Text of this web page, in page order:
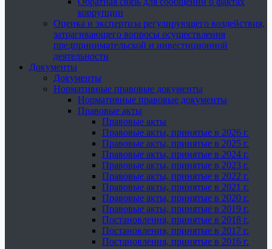
коррупции
Оценка и экспертиза регулирующего воздействия,
затрагивающего вопросы осуществления
предпринимательской и инвестиционной
деятельности
Документы
Документы
Нормативные правовые документы
Нормативные правовые документы
Правовые акты
Правовые акты
Правовые акты, принятые в 2026 г.
Правовые акты, принятые в 2025 г.
Правовые акты, принятые в 2024 г.
Правовые акты, принятые в 2023 г.
Правовые акты, принятые в 2022 г.
Правовые акты, принятые в 2021 г.
Правовые акты, принятые в 2020 г.
Правовые акты, принятые в 2019 г.
Постановления, принятые в 2018 г.
Постановления, принятые в 2017 г.
Постановления, принятые в 2016 г.